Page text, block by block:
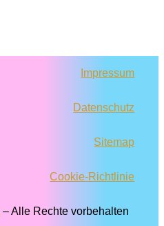
Impressum
Datenschutz
Sitemap
Cookie-Richtlinie
– Alle Rechte vorbehalten